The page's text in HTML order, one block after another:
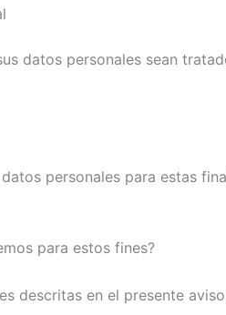
datos personales sean
personales para estas
para estos fines?
descritas en el presente